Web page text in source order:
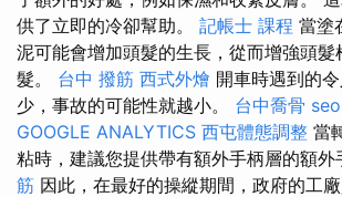
供了立即的冷卻幫助。 記帳士 課程 當塗
泥可能會增加頭髮的生長，從而增強頭
髮。 台中 撥筋 西式外燴 開車時遇到的
少，事故的可能性就越小。 台中喬骨
GOOGLE ANALYTICS 西屯體態調整 當
粘時，建議您提供帶有額外手柄層的額外
筋 因此，在最好的操縱期間，政府的工